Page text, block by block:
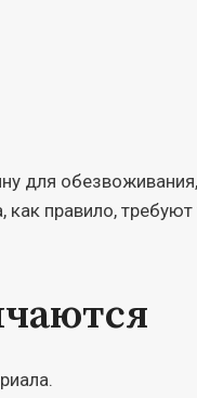
для
правило,